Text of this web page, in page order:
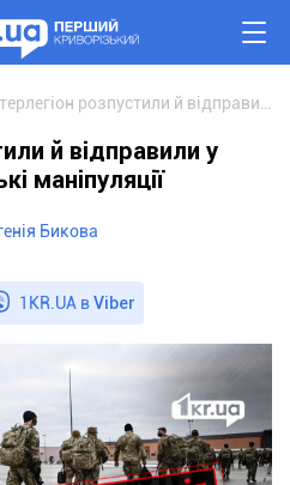
й відправили у
маніпуляції
Бикова
1KR.UA вViber